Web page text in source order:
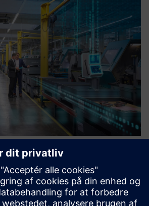
of Digital Factory
Gateway
enables seamless integration
providing real-time data